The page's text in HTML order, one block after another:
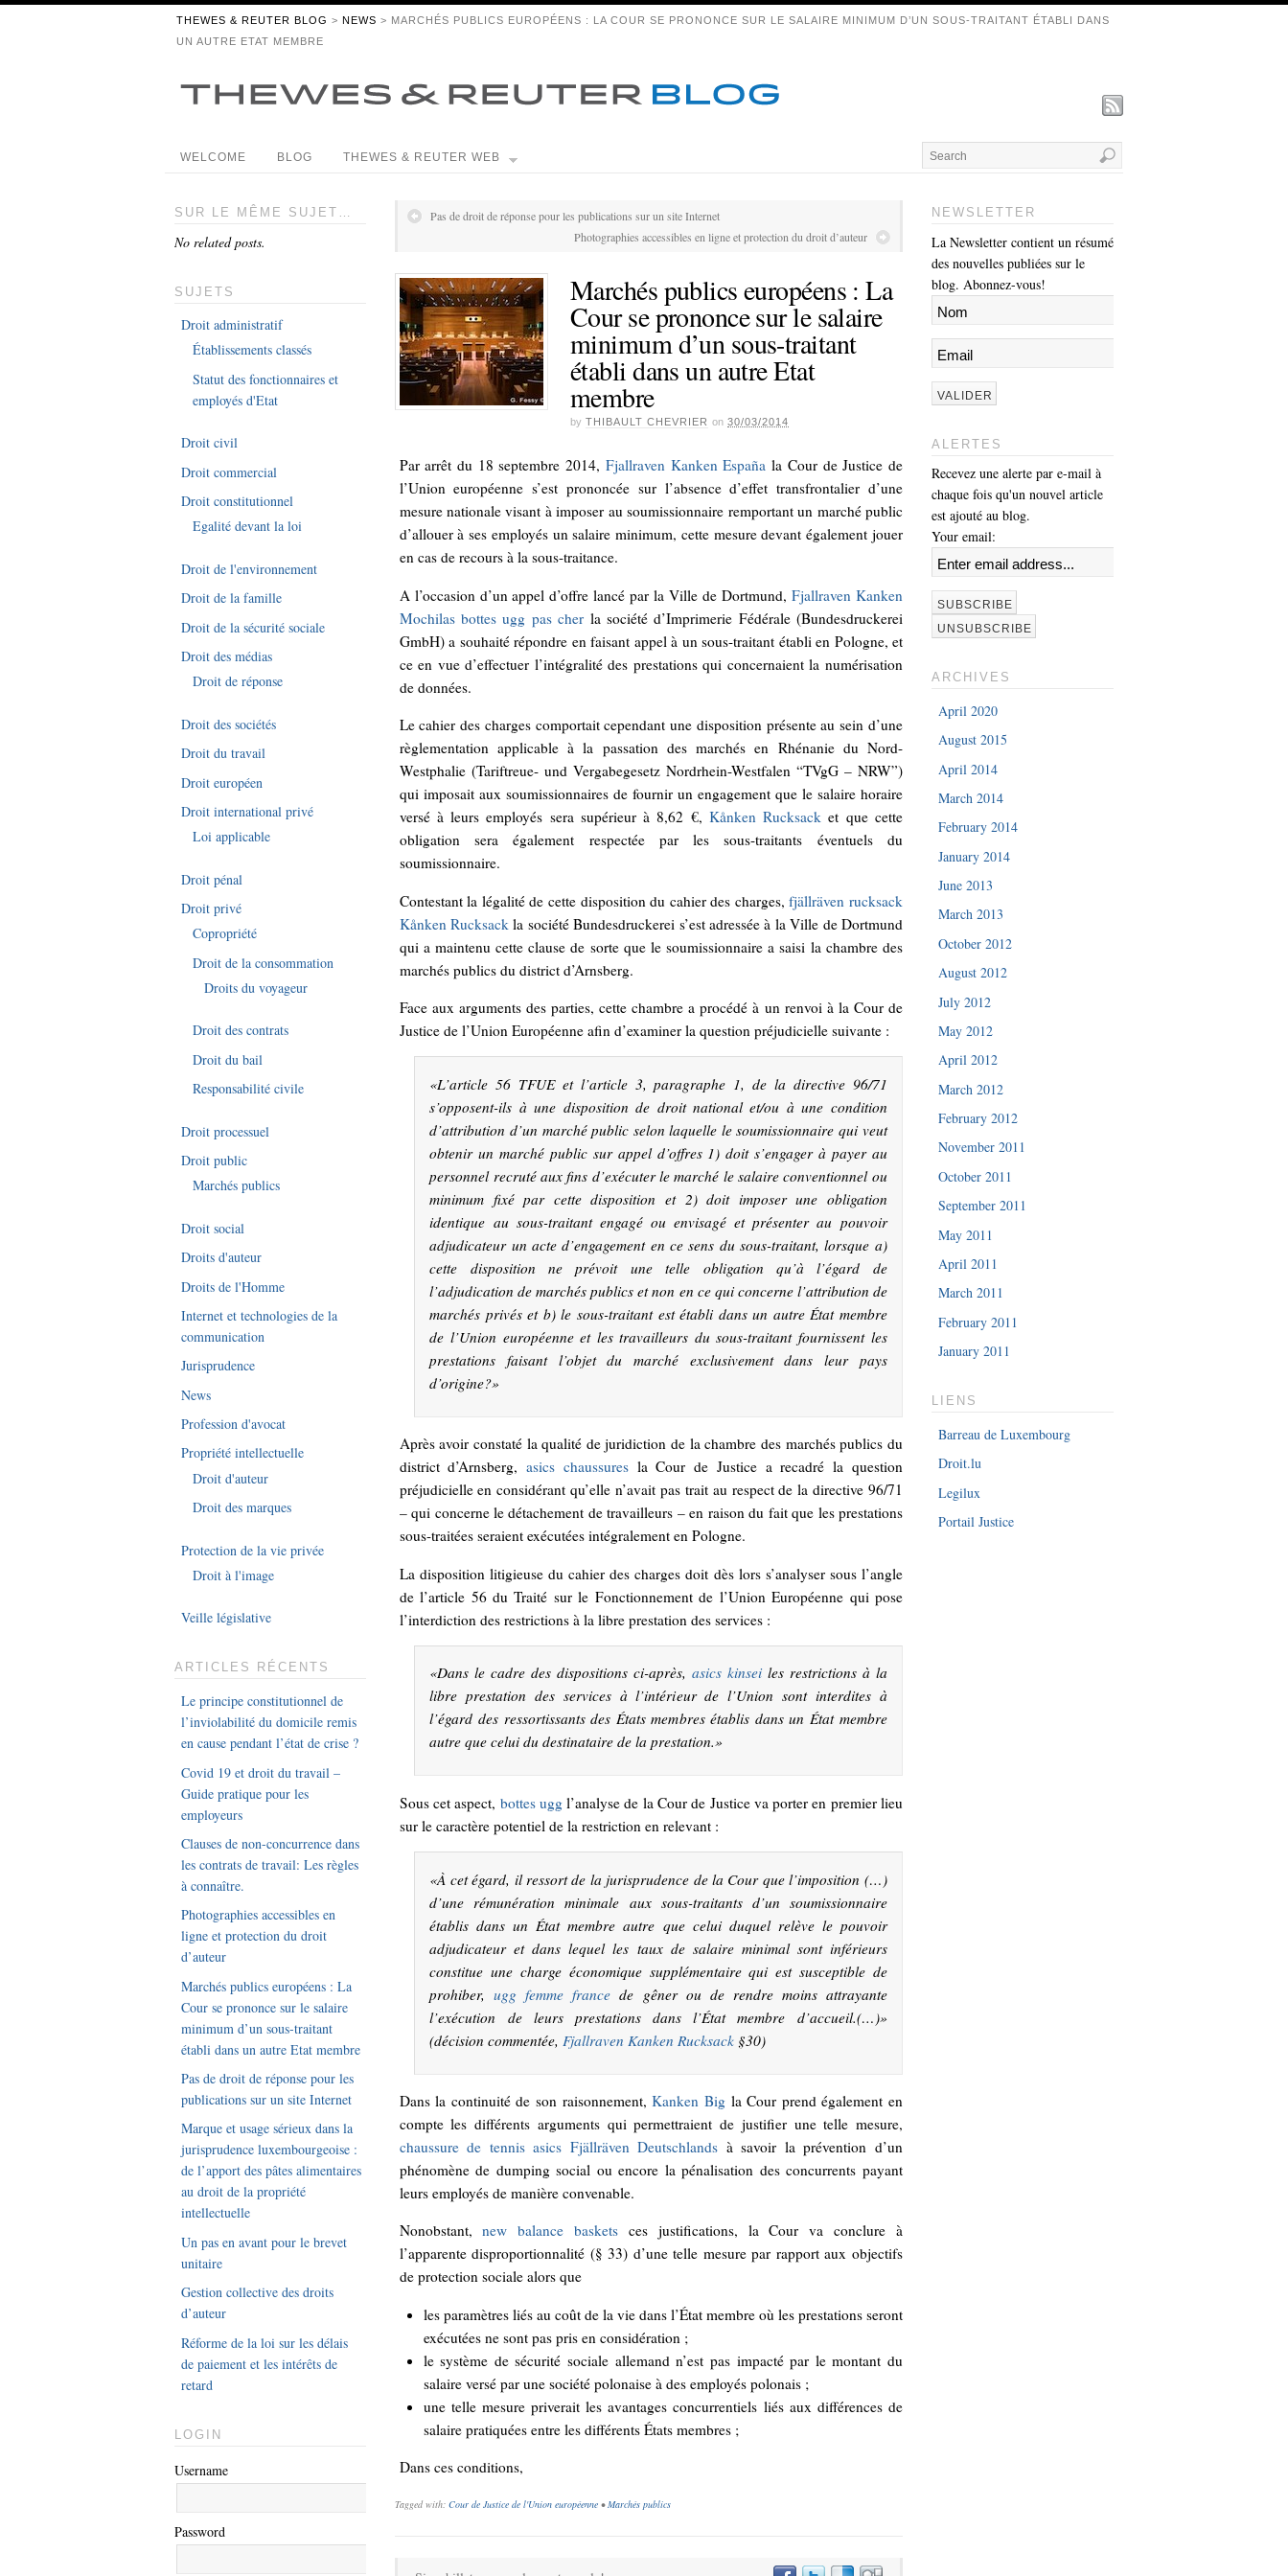
THEWES & REUTER BLOG > NEWS > MARCHÉS PUBLICS EUROPÉENS : LA COUR SE PRONONCE SUR LE SALAIRE MINIMUM D’UN SOUS-TRAITANT ÉTABLI DANS
UN AUTRE ETAT MEMBRE
WELCOME BLOG THEWES & REUTER WEB
Pas de droit de réponse pour les publications sur un site Internet
Photographies accessibles en ligne et protection du droit d’auteur
Marchés publics européens : La
Cour se prononce sur le salaire
minimum d’un sous-traitant
établi dans un autre Etat
membre
by THIBAULT CHEVRIER on 30/03/2014
Par arrêt du 18 septembre 2014, Fjallraven Kanken España la Cour de Justice de
l’Union européenne s’est prononcée sur l’absence d’effet transfrontalier d’une
mesure nationale visant à imposer au soumissionnaire remportant un marché public
d’allouer à ses employés un salaire minimum, cette mesure devant également jouer
en cas de recours à la sous-traitance.
A l’occasion d’un appel d’offre lancé par la Ville de Dortmund,Fjallraven Kanken
Mochilas bottes ugg pas cher la société d’Imprimerie Fédérale (Bundesdruckerei
GmbH) a souhaité répondre en faisant appel à un sous-traitant établi en Pologne, et
ce en vue d’effectuer l’intégralité des prestations qui concernaient la numérisation
de données.
Le cahier des charges comportait cependant une disposition présente au sein d’une
règlementation applicable à la passation des marchés en Rhénanie du Nord-
Westphalie (Tariftreue- und Vergabegesetz Nordrhein-Westfalen “TVgG – NRW”)
qui imposait aux soumissionnaires de fournir un engagement que le salaire horaire
versé à leurs employés sera supérieur à 8,62 €, Kånken Rucksack et que cette
obligation sera également respectée par les sous-traitants éventuels du
soumissionnaire.
Contestant la légalité de cette disposition du cahier des charges,fjällräven rucksack
Kånken Rucksack la société Bundesdruckerei s’est adressée à la Ville de Dortmund
qui a maintenu cette clause de sorte que le soumissionnaire a saisi la chambre des
marchés publics du district d’Arnsberg.
Face aux arguments des parties, cette chambre a procédé à un renvoi à la Cour de
Justice de l’Union Européenne afin d’examiner la question préjudicielle suivante :
«L’article 56 TFUE et l’article 3, paragraphe 1, de la directive 96/71
s’opposent-ils à une disposition de droit national et/ou à une condition
d’attribution d’un marché public selon laquelle le soumissionnaire qui veut
obtenir un marché public sur appel d’offres 1) doit s’engager à payer au
personnel recruté aux fins d’exécuter le marché le salaire conventionnel ou
minimum fixé par cette disposition et 2) doit imposer une obligation
identique au sous-traitant engagé ou envisagé et présenter au pouvoir
adjudicateur un acte d’engagement en ce sens du sous-traitant, lorsque a)
cette disposition ne prévoit une telle obligation qu’à l’égard de
l’adjudication de marchés publics et non en ce qui concerne l’attribution de
marchés privés et b) le sous-traitant est établi dans un autre État membre
de l’Union européenne et les travailleurs du sous-traitant fournissent les
prestations faisant l’objet du marché exclusivement dans leur pays
d’origine?»
Après avoir constaté la qualité de juridiction de la chambre des marchés publics du
district d’Arnsberg,asics chaussuresla Cour de Justice a recadré la question
préjudicielle en considérant qu’elle n’avait pas trait au respect de la directive 96/71
– qui concerne le détachement de travailleurs – en raison du fait que les prestations
sous-traitées seraient exécutées intégralement en Pologne.
La disposition litigieuse du cahier des charges doit dès lors s’analyser sous l’angle
de l’article 56 du Traité sur le Fonctionnement de l’Union Européenne qui pose
l’interdiction des restrictions à la libre prestation des services :
«Dans le cadre des dispositions ci-après, asics kinseiles restrictions à la
libre prestation des services à l’intérieur de l’Union sont interdites à
l’égard des ressortissants des États membres établis dans un État membre
autre que celui du destinataire de la prestation.»
Sous cet aspect, bottes uggl’analyse de la Cour de Justice va porter en premier lieu
sur le caractère potentiel de la restriction en relevant :
«À cet égard, il ressort de la jurisprudence de la Cour que l’imposition (…)
d’une rémunération minimale aux sous-traitants d’un soumissionnaire
établis dans un État membre autre que celui duquel relève le pouvoir
adjudicateur et dans lequel les taux de salaire minimal sont inférieurs
constitue une charge économique supplémentaire qui est susceptible de
prohiber,ugg femme france de gêner ou de rendre moins attrayante
l’exécution de leurs prestations dans l’État membre d’accueil.(…)»
(décision commentée, Fjallraven Kanken Rucksack §30)
Dans la continuité de son raisonnement,Kanken Bigla Cour prend également en
compte les différents arguments qui permettraient de justifier une telle mesure,
chaussure de tennis asics Fjällräven Deutschlands à savoir la prévention d’un
phénomène de dumping social ou encore la pénalisation des concurrents payant
leurs employés de manière convenable.
Nonobstant,new balance baskets ces justifications, la Cour va conclure à
l’apparente disproportionnalité (§ 33) d’une telle mesure par rapport aux objectifs
de protection sociale alors que
les paramètres liés au coût de la vie dans l’État membre où les prestations seront
exécutées ne sont pas pris en considération ;
le système de sécurité sociale allemand n’est pas impacté par le montant du
salaire versé par une société polonaise à des employés polonais ;
une telle mesure priverait les avantages concurrentiels liés aux différences de
salaire pratiquées entre les différents États membres ;
Dans ces conditions,
Tagged with: Cour de Justice de l'Union européenne •Marchés publics
SUR LE MÊME SUJET…
No related posts.
SUJETS
Droit administratif
Établissements classés
Statut des fonctionnaires et
employés d'Etat
Droit civil
Droit commercial
Droit constitutionnel
Egalité devant la loi
Droit de l'environnement
Droit de la famille
Droit de la sécurité sociale
Droit des médias
Droit de réponse
Droit des sociétés
Droit du travail
Droit européen
Droit international privé
Loi applicable
Droit pénal
Droit privé
Copropriété
Droit de la consommation
Droits du voyageur
Droit des contrats
Droit du bail
Responsabilité civile
Droit processuel
Droit public
Marchés publics
Droit social
Droits d'auteur
Droits de l'Homme
Internet et technologies de la
communication
Jurisprudence
News
Profession d'avocat
Propriété intellectuelle
Droit d'auteur
Droit des marques
Protection de la vie privée
Droit à l'image
Veille législative
ARTICLES RÉCENTS
Le principe constitutionnel de
l’inviolabilité du domicile remis
en cause pendant l’état de crise ?
Covid 19 et droit du travail –
Guide pratique pour les
employeurs
Clauses de non-concurrence dans
les contrats de travail: Les règles
à connaître.
Photographies accessibles en
ligne et protection du droit
d’auteur
Marchés publics européens : La
Cour se prononce sur le salaire
minimum d’un sous-traitant
établi dans un autre Etat membre
Pas de droit de réponse pour les
publications sur un site Internet
Marque et usage sérieux dans la
jurisprudence luxembourgeoise :
de l’apport des pâtes alimentaires
au droit de la propriété
intellectuelle
Un pas en avant pour le brevet
unitaire
Gestion collective des droits
d’auteur
Réforme de la loi sur les délais
de paiement et les intérêts de
retard
LOGIN
Username
Password
NEWSLETTER
La Newsletter contient un résumé
des nouvelles publiées sur le
blog. Abonnez-vous!
ALERTES
Recevez une alerte par e-mail à
chaque fois qu'un nouvel article
est ajouté au blog.
Your email:
ARCHIVES
April 2020
August 2015
April 2014
March 2014
February 2014
January 2014
June 2013
March 2013
October 2012
August 2012
July 2012
May 2012
April 2012
March 2012
February 2012
November 2011
October 2011
September 2011
May 2011
April 2011
March 2011
February 2011
January 2011
LIENS
Barreau de Luxembourg
Droit.lu
Legilux
Portail Justice